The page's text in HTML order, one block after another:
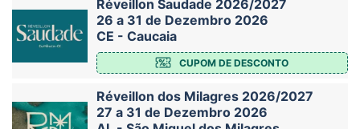
Réveillon Saudade 2026/2027
26 a 31 de Dezembro 2026
CE - Caucaia
CUPOM DE DESCONTO
Réveillon dos Milagres 2026/2027
27 a 31 de Dezembro 2026